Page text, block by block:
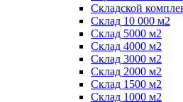
Складской
Склад 10 000 м2
Склад 5000 м2
Склад 4000 м2
Склад 3000 м2
Склад 2000 м2
Склад 1500 м2
Склад 1000 м2